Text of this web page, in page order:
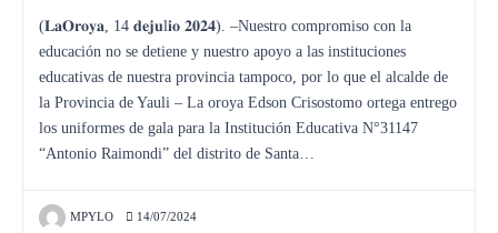
(𝐋𝐚𝐎𝐫𝐨𝐲𝐚, 14 𝐝𝐞𝐣𝐮l𝐢𝐨 𝟐𝟎𝟐𝟒). –Nuestro compromiso con la
educación no se detiene y nuestro apoyo a las instituciones
educativas de nuestra provincia tampoco, por lo que el alcalde de
la Provincia de Yauli – La oroya Edson Crisostomo ortega entrego
los uniformes de gala para la Institución Educativa N°31147
“Antonio Raimondi” del distrito de Santa…
MPYLO 14/07/2024